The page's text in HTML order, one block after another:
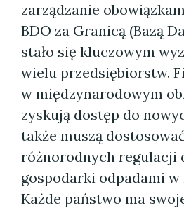
zarządzanie
BDO za Granicą (Bazą
stało się kluczowym
wielu przedsiębiorstw.
w międzynarodowym
zyskują dostęp do
także muszą
różnorodnych regulacji
gospodarki odpadami
Każde państwo ma